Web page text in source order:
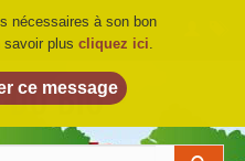
DU BIO©
nécessaires à son bon
savoir plus cliquez ici.